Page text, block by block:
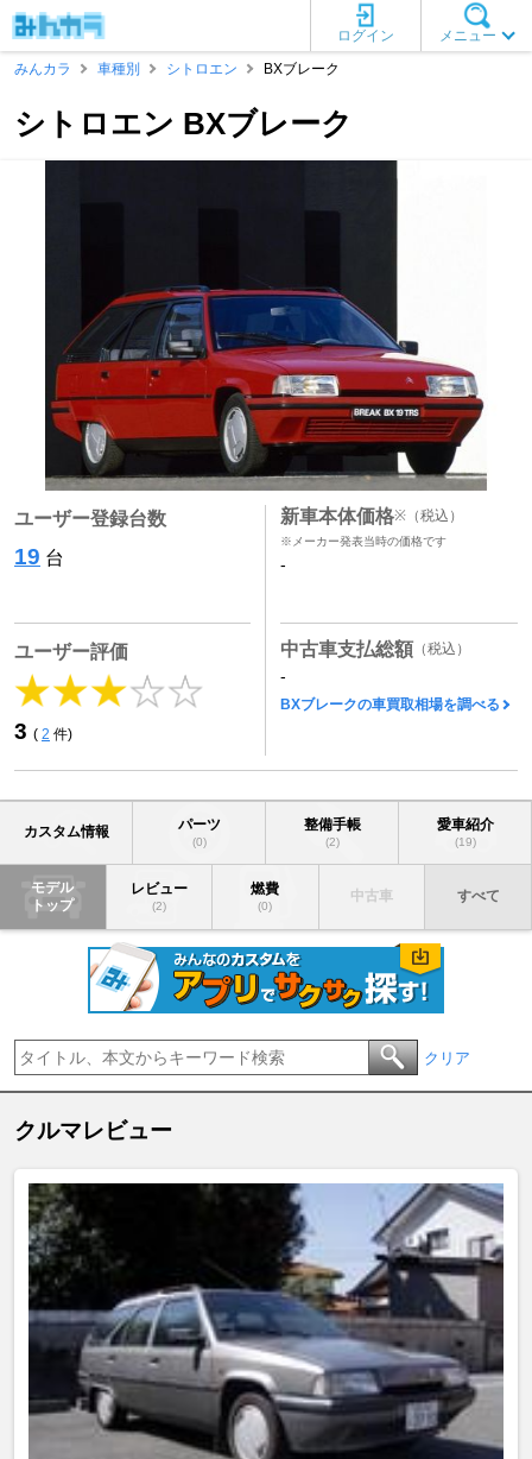
メニュー
ログイン
みんカラ
車種別 シトロエン BXブレーク
シトロエン BXブレーク
ユーザー登録台数
19 台
ユーザー評価
3 ( 2 件)
新車本体価格※ （税込）
※メーカー発表当時の価格です
-
中古車支払総額 （税込）
-
BXブレークの車買取相場を調べる
カスタム情報 パーツ
(0)
整備手帳
(2)
愛車紹介
(19)
モデル
トップ
レビュー
(2)
燃費
(0)
中古車 すべて
クリア
クルマレビュー